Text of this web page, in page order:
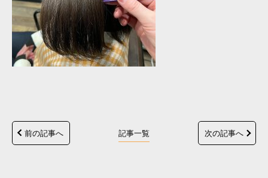
前の記事へ 記事一覧 次の記事へ